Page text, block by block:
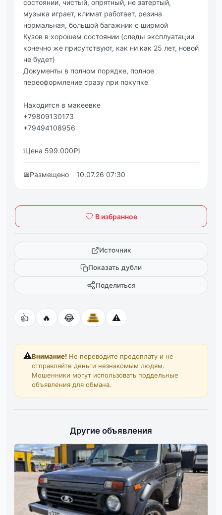
состоянии, чистый, опрятный, не затертый,
музыка играет, климат работает, резина
нормальная, большой багажник с ширмой
Кузов в хорошем состоянии (следы эксплуатации
конечно же присутствуют, как ни как 25 лет, новой
не будет)
Документы в полном порядке, полное
переоформление сразу при покупке
Находится в макеевке
+79809130173
+79494108956
❕Цена 599.000₽❕
📅Размещено 10.07.26 07:30
В избранное
Источник
Показать дубли
Поделиться
👍 🔥 😂 ⚠️
⚠️Внимание! Не переводите предоплату и не
отправляйте деньги незнакомым людям.
Мошенники могут использовать поддельные
объявления для обмана.
Другие объявления